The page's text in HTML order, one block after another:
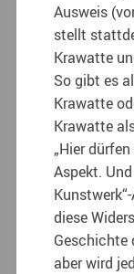
Ausweis
stellt
Krawatte
So gibt es
Krawatte
Krawatte
„Hier
Aspekt.
diese
Geschichte
aber wird